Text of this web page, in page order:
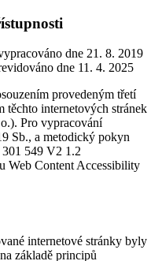
dne 21. 8. 2019
dne 11. 4. 2025
provedeným třetí
těchto internetových stránek
Pro vypracování
Sb., a metodický pokyn
549 V2 1.2
Web Content Accessibility
internetové stránky byly
základě principů